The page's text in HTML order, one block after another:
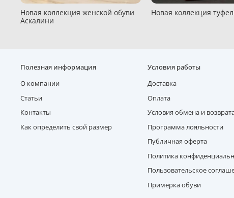
Новая коллекция женской обуви
Аскалини
Новая коллекция
Полезная информация
О компании
Статьи
Контакты
Как определить свой размер
Условия работы
Доставка
Оплата
Условия обмена и
Программа лояльности
Публичная оферта
Политика
Пользовательское
Примерка обуви